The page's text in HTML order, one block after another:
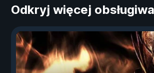
Odkryj więcej